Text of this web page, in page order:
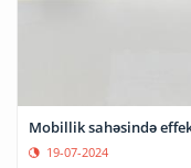
Mobillik sahəsində
19-07-2024